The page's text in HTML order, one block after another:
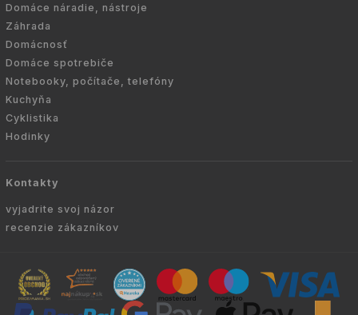
Domáce náradie, nástroje
Záhrada
Domácnosť
Domáce spotrebiče
Notebooky, počítače, telefóny
Kuchyňa
Cyklistika
Hodinky
Kontakty
vyjadrite svoj názor
recenzie zákazníkov